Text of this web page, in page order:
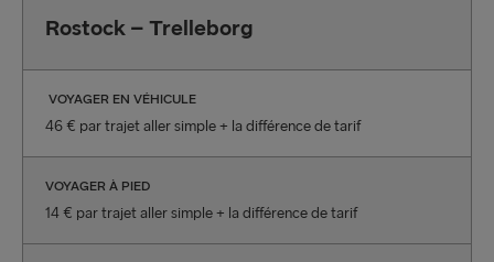
Rostock – Trelleborg
VOYAGER EN VÉHICULE
46 € par trajet aller simple + la différence de tarif
VOYAGER À PIED
14 € par trajet aller simple + la différence de tarif